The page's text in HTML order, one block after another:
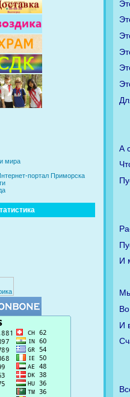
мира
портал Приморска
А
И
И